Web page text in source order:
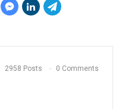
2958 Posts 0 Comments